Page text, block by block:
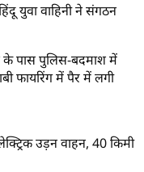
युवा वाहिनी ने संगठन
के पास पुलिस-बदमाश में
फायरिंग में पैर में लगी
उड़न वाहन, 40 किमी